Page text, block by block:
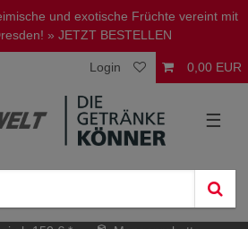
und exotische Früchte vereint mit
» JETZT BESTELLEN
Login 0,00 EUR
☰